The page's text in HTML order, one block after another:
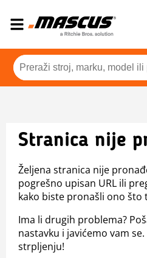
Stranica nije
Željena stranica nije
pogrešno upisan URL ili
kako biste pronašli ono što
Ima li drugih problema?
nastavku i javićemo vam
strpljenju!